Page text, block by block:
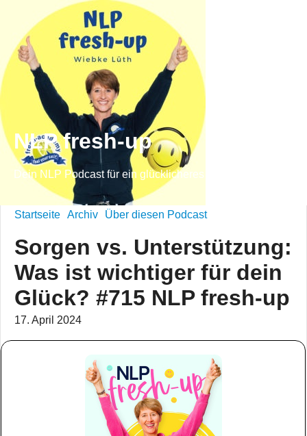
NLP fresh-up
Dein NLP Podcast für ein glücklicheres Leben
Startseite Archiv Über diesen Podcast
Sorgen vs. Unterstützung:
Was ist wichtiger für dein
Glück? #715 NLP fresh-up
17. April 2024